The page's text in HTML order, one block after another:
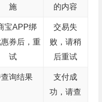
施
的内容
宝APP绑
券后，重
试
交易失
败，请稍
后重试
询结果
支付成
功，请查